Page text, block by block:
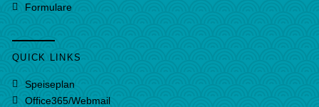
Formulare
QUICK LINKS
Speiseplan
Office365/Webmail